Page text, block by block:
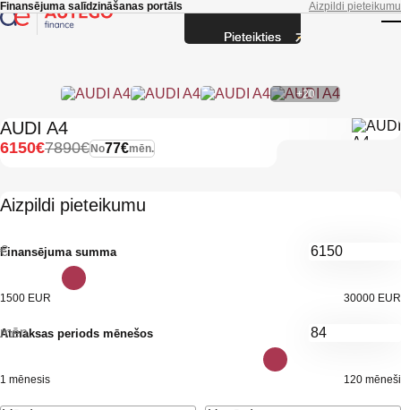
Skip to main content
Finansējuma salīdzināšanas portāls Aizpildi pieteikumu
+20
AUDI A4
No77€mēn.
7890€
6150€
Aizpildi pieteikumu
Finansējuma summa
€
1500 EUR 30000 EUR
Atmaksas periods mēnešos
mēn.
1 mēnesis 120 mēneši